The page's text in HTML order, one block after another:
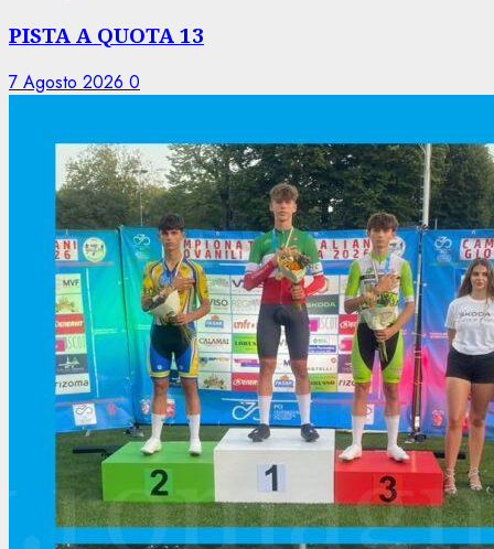
PISTA A QUOTA 13
7 Agosto 2026 0